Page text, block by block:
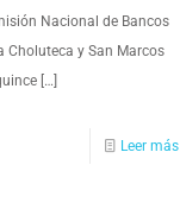
Nacional de Bancos
Choluteca y San Marcos
[…]
Leer más